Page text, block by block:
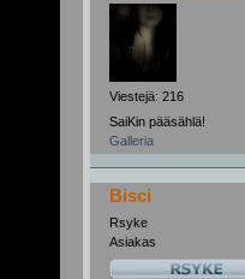
Viestejä: 216
SaiKin pääsählä!
Galleria
Bisci
Rsyke
Asiakas